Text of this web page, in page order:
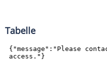
Tabelle